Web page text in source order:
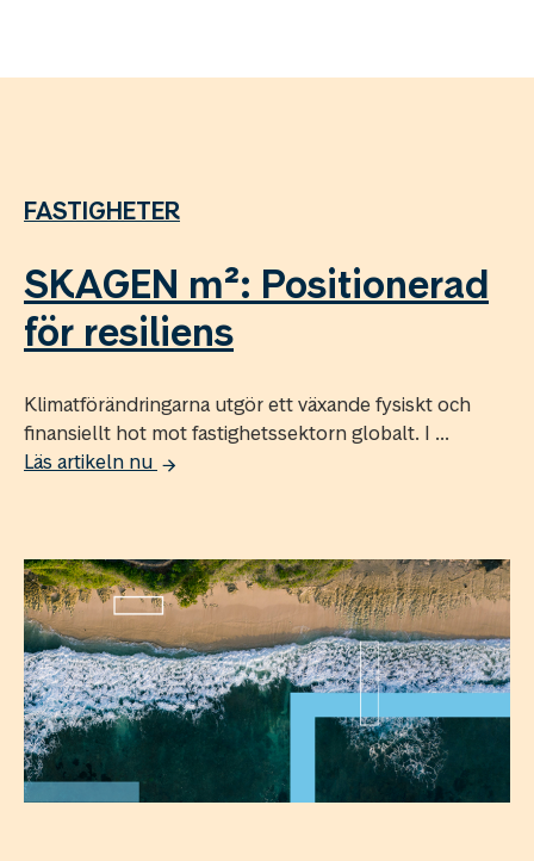
FASTIGHETER
SKAGEN m²: Positionerad
för resiliens
Klimatförändringarna utgör ett växande fysiskt och
finansiellt hot mot fastighetssektorn globalt. I ...
Läs artikeln nu